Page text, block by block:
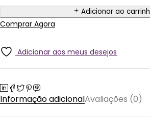
Adicionar ao
Comprar Agora
Adicionar aos meus desejos
Informação adicionalAvaliações (0)